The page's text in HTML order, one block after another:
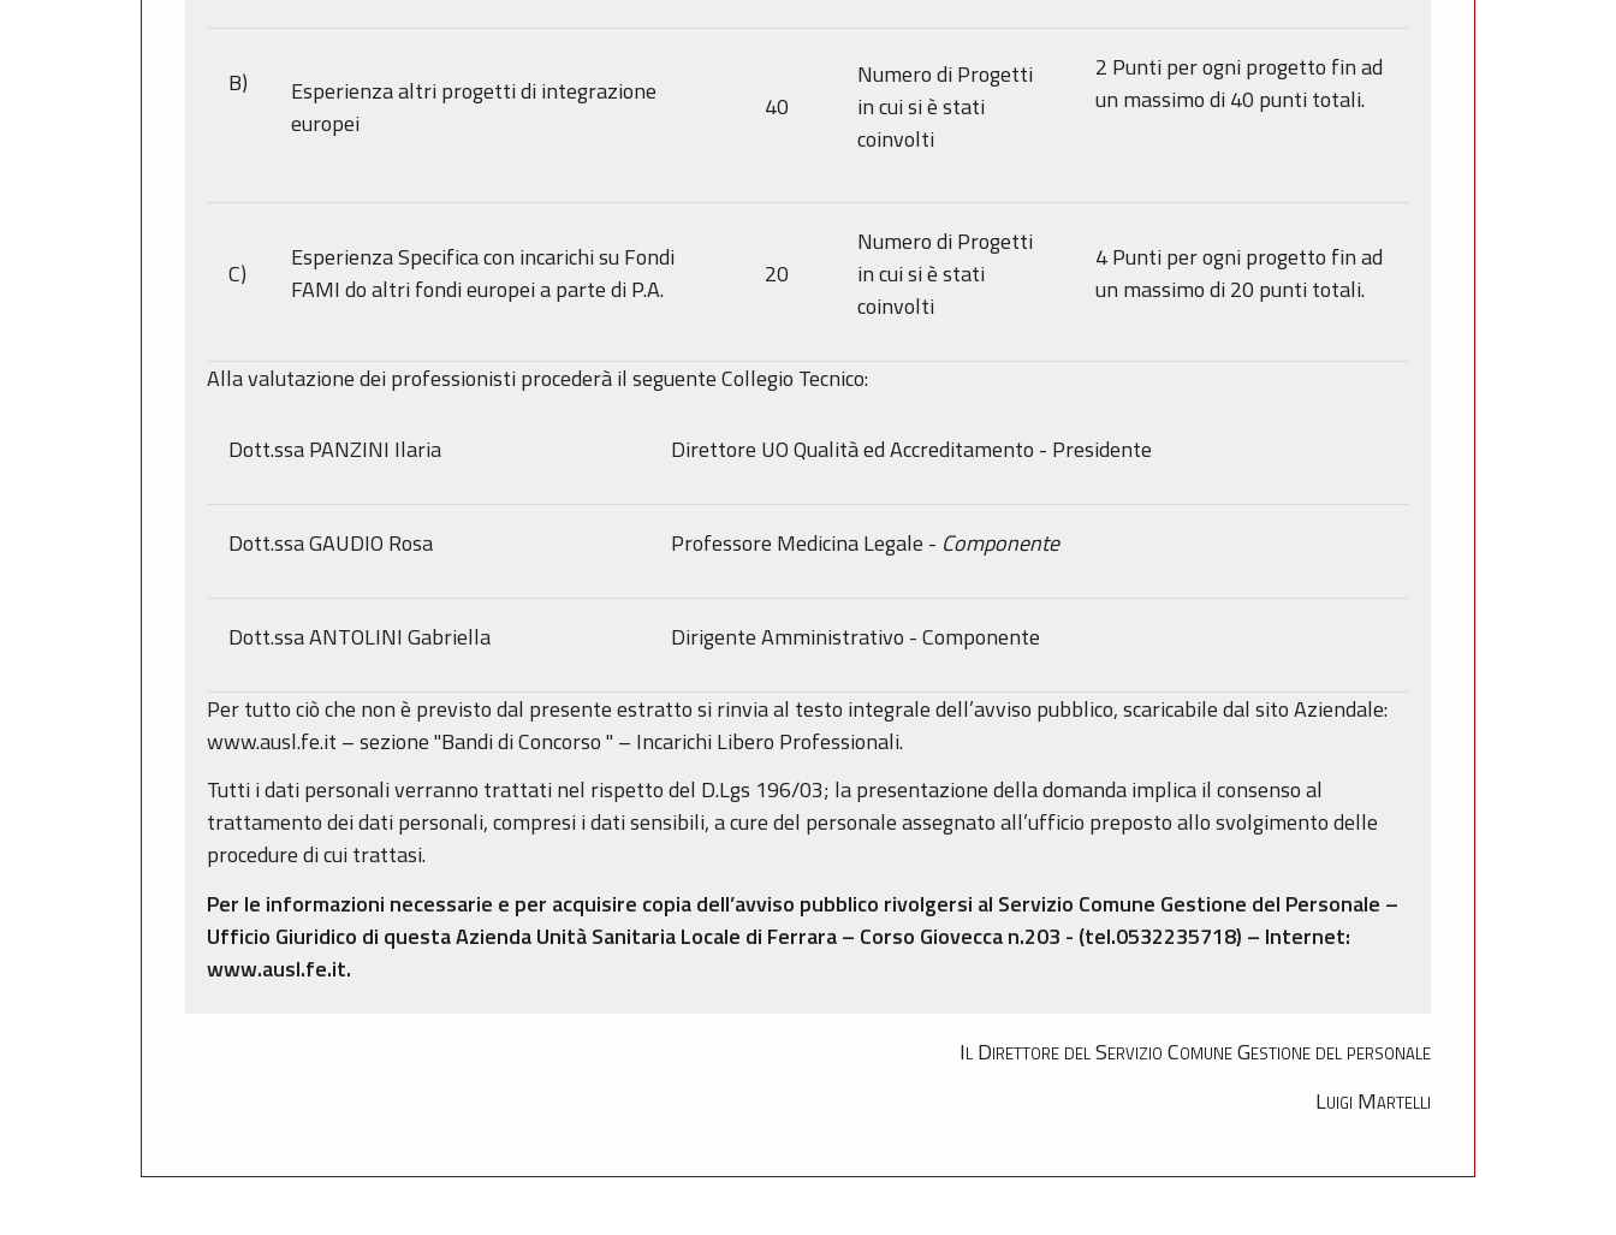
B)
Esperienza altri progetti di integrazione
europei
40
Numero di Progetti
in cui si è stati
coinvolti
2 Punti per ogni progetto fin ad
un massimo di 40 punti totali.
C)
Esperienza Specifica con incarichi su Fondi
FAMI do altri fondi europei a parte di P.A.
20
Numero di Progetti
in cui si è stati
coinvolti
4 Punti per ogni progetto fin ad
un massimo di 20 punti totali.
Alla valutazione dei professionisti procederà il seguente Collegio Tecnico:
Dott.ssa PANZINI Ilaria Direttore UO Qualità ed Accreditamento - Presidente
Dott.ssa GAUDIO Rosa Professore Medicina Legale - Componente
Dott.ssa ANTOLINI Gabriella Dirigente Amministrativo - Componente
Per tutto ciò che non è previsto dal presente estratto si rinvia al testo integrale dell’avviso pubblico, scaricabile dal sito Aziendale:
www.ausl.fe.it – sezione "Bandi di Concorso " – Incarichi Libero Professionali.
Tutti i dati personali verranno trattati nel rispetto del D.Lgs 196/03; la presentazione della domanda implica il consenso al
trattamento dei dati personali, compresi i dati sensibili, a cure del personale assegnato all’ufficio preposto allo svolgimento delle
procedure di cui trattasi.
Per le informazioni necessarie e per acquisire copia dell’avviso pubblico rivolgersi al Servizio Comune Gestione del Personale –
Ufficio Giuridico di questa Azienda Unità Sanitaria Locale di Ferrara – Corso Giovecca n.203 - (tel.0532235718) – Internet:
www.ausl.fe.it.
Il Direttore del Servizio Comune Gestione del personale
Luigi Martelli